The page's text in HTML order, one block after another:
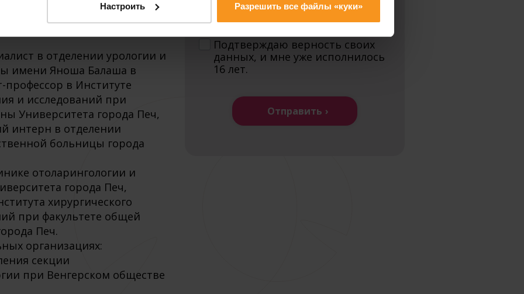
Настроить Разрешить все файлы «куки»
хабилитированного
в отделении урологии и
имени Яноша Балаша в
в Институте
и исследований при
Университета города Печ,
интерн в отделении
больницы города
отоларингологии и
города Печ,
хирургического
при факультете общей
Печ.
организациях:
секции
при Венгерском обществе
Правилами защиты
персональных данных.
Подтверждаю верность своих
данных, и мне уже исполнилось
16 лет.
Отправить